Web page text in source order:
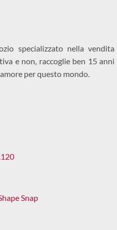
specializzato nella vendita
e non, raccoglie ben 15 anni
per questo mondo.
Snap